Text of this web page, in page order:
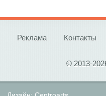
Реклама Контакты
© 2013-